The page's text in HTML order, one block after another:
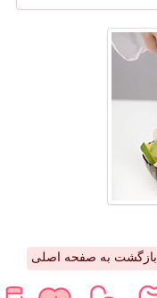
بازگشت به صفحه اصلی